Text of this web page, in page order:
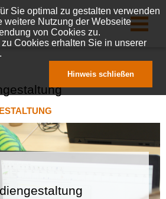
Sie optimal zu gestalten verwenden
weitere Nutzung der Webseite
von Cookies zu.
Cookies erhalten Sie in unserer
.
Hinweis schließen